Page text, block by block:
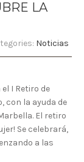
LA
Noticias
I Retiro de
con la ayuda de
El retiro
Se celebrará,
a las